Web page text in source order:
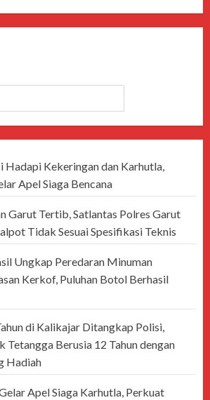
Hadapi Kekeringan dan Karhutla,
Apel Siaga Bencana
Garut Tertib, Satlantas Polres Garut
Tidak Sesuai Spesifikasi Teknis
Ungkap Peredaran Minuman
Kerkof, Puluhan Botol Berhasil
di Kalikajar Ditangkap Polisi,
Tetangga Berusia 12 Tahun dengan
Hadiah
Apel Siaga Karhutla, Perkuat